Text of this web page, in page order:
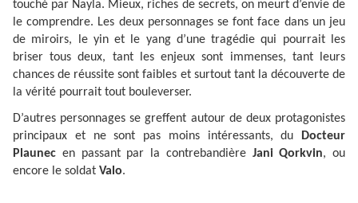
touché par Nayla. Mieux, riches de secrets, on meurt d’envie de
le comprendre. Les deux personnages se font face dans un jeu
de miroirs, le yin et le yang d’une tragédie qui pourrait les
briser tous deux, tant les enjeux sont immenses, tant leurs
chances de réussite sont faibles et surtout tant la découverte de
la vérité pourrait tout bouleverser.
D’autres personnages se greffent autour de deux protagonistes
principaux et ne sont pas moins intéressants, du
Docteur
Plaunec en passant par la contrebandière Jani Qorkvin, ou
encore le soldat Valo.